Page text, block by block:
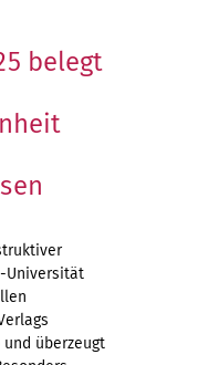
belegt
Universität
überzeugt